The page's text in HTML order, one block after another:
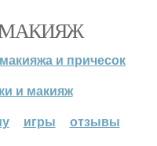
МАКИЯЖ
и причесок
и макияж
игры отзывы